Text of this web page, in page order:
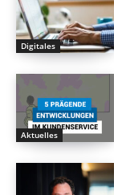
Digitales
Aktuelles